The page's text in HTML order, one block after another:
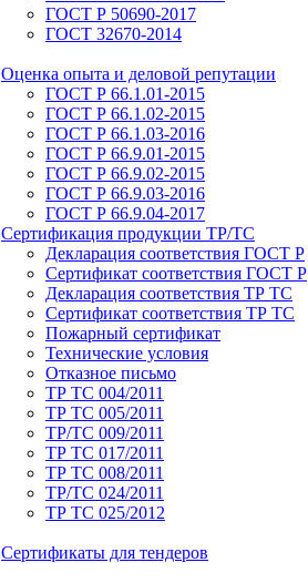
ГОСТ Р 50690-2017
ГОСТ 32670-2014
Оценка опыта и деловой репутации
ГОСТ Р 66.1.01-2015
ГОСТ Р 66.1.02-2015
ГОСТ Р 66.1.03-2016
ГОСТ Р 66.9.01-2015
ГОСТ Р 66.9.02-2015
ГОСТ Р 66.9.03-2016
ГОСТ Р 66.9.04-2017
Сертификация продукции ТР/ТС
Декларация соответствия ГОСТ Р
Сертификат соответствия ГОСТ Р
Декларация соответствия ТР ТС
Сертификат соответствия ТР ТС
Пожарный сертификат
Технические условия
Отказное письмо
ТР ТС 004/2011
ТР ТС 005/2011
ТР/ТС 009/2011
ТР ТС 017/2011
ТР ТС 008/2011
ТР/ТС 024/2011
ТР ТС 025/2012
Сертификаты для тендеров